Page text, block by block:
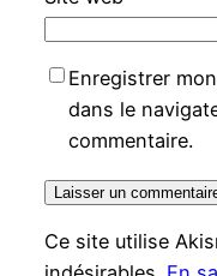
Enregistrer
dans le
commentaire.
Ce site utilise